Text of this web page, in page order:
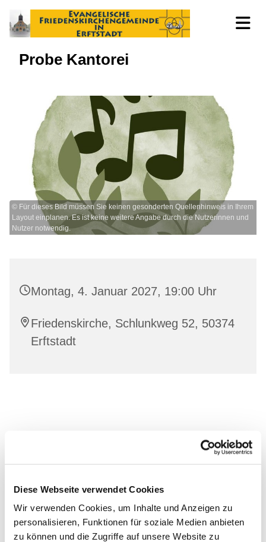
Diese Webseite verwendet Cookies
Wir verwenden Cookies, um Inhalte und Anzeigen zu
personalisieren, Funktionen für soziale Medien anbieten
zu können und die Zugriffe auf unsere Website zu
Probe Kantorei
© Für dieses Bild müssen Sie keinen gesonderten Quellenhinweis in Ihrem
Layout einplanen. Es ist keine weitere Angabe durch die Nutzerinnen und
Nutzer notwendig.
Montag, 4. Januar 2027, 19:00 Uhr
Friedenskirche, Schlunkweg 52, 50374
Erftstadt